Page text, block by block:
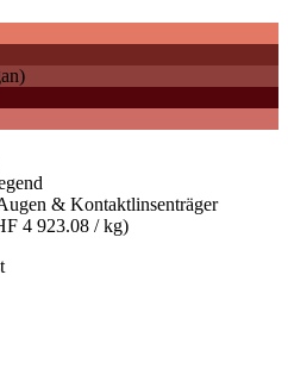
& Kontaktlinsenträger
4 923.08 / kg)